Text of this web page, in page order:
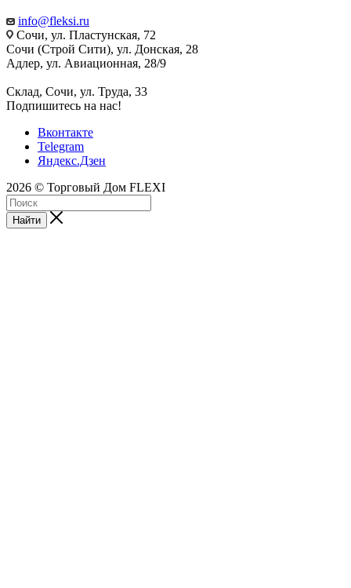
info@fleksi.ru
Сочи, ул. Пластунская, 72
Сочи (Строй Сити), ул. Донская, 28
Адлер, ул. Авиационная, 28/9
Склад, Сочи, ул. Труда, 33
Подпишитесь на нас!
Вконтакте
Telegram
Яндекс.Дзен
2026 © Торговый Дом FLEXI
Найти